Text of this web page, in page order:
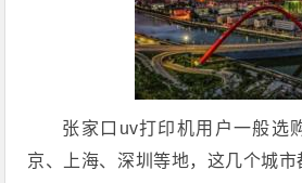
张家口uv打印机用户一般选
京、上海、深圳等地，这几个城